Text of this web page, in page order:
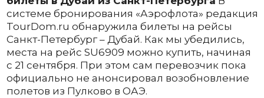
системе бронирования «Аэрофлота» редакция
TourDom.ru обнаружила билеты на рейсы
Санкт-Петербург – Дубай. Как мы убедились,
места на рейс SU6909 можно купить, начиная
с 21 сентября. При этом сам перевозчик пока
официально не анонсировал возобновление
полетов из Пулково в ОАЭ.